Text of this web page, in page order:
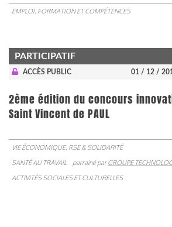
EMPLOI, FORMATION ET COMPÉTENCES
PARTICIPATIF
ACCÈS PUBLIC 01 / 12 /
2ème édition du concours
Saint Vincent de PAUL
VIE ÉCONOMIQUE, RSE & SOLIDARITÉ
SANTÉ AU TRAVAIL
parrainé parGROUPE
ACTIVITÉS SOCIALES ET CULTURELLES